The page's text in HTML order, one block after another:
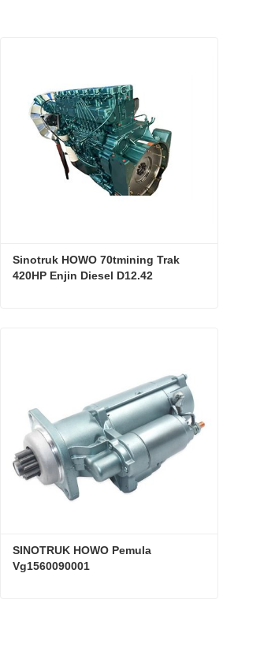
Sinotruk HOWO 70tmining Trak
420HP Enjin Diesel D12.42
SINOTRUK HOWO Pemula
Vg1560090001